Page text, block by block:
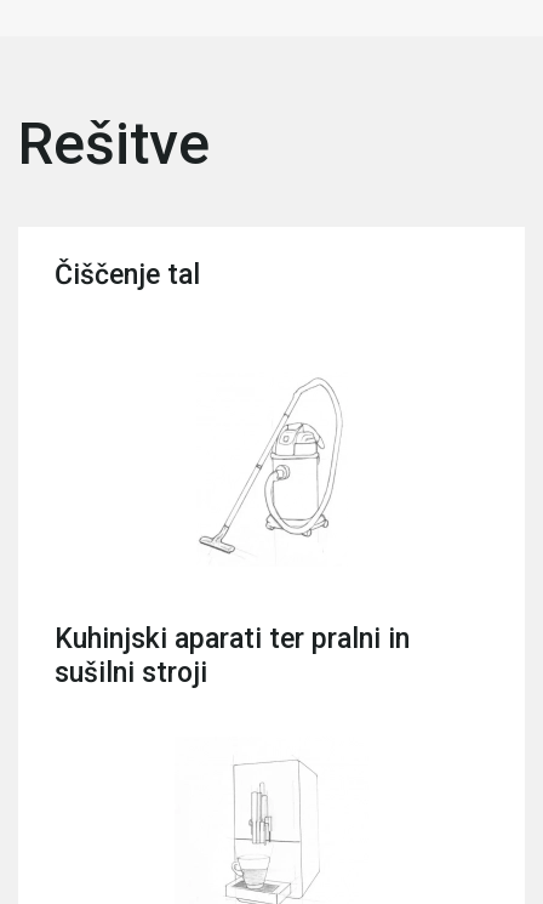
Rešitve
Čiščenje tal
Kuhinjski aparati ter pralni in
sušilni stroji